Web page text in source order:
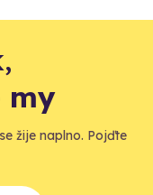
my
žije naplno. Pojďte